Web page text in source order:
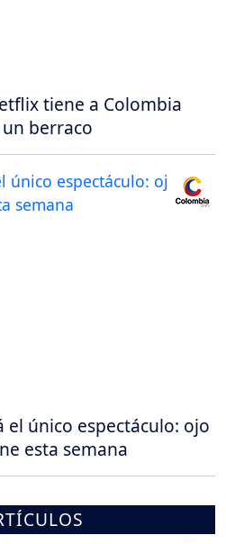
tiene a Colombia
berraco
el único espectáculo: ojo
esta semana